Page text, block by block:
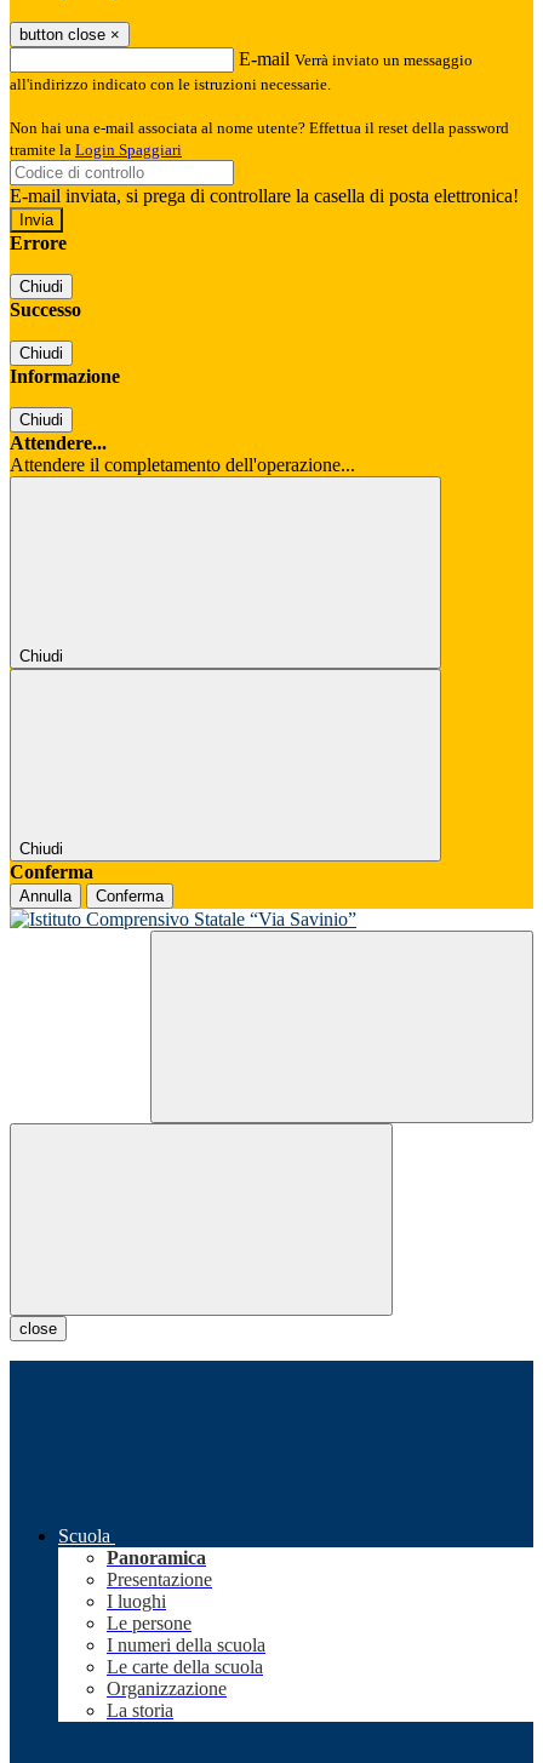
button close ×
E-mail Verrà inviato un messaggio
all'indirizzo indicato con le istruzioni necessarie.
Non hai una e-mail associata al nome utente? Effettua il reset della password
tramite la Login Spaggiari
E-mail inviata, si prega di controllare la casella di posta elettronica!
Errore
Chiudi
Successo
Chiudi
Informazione
Chiudi
Attendere...
Attendere il completamento dell'operazione...
Chiudi
Chiudi
Conferma
Annulla Conferma
close
Scuola
Panoramica
Presentazione
I luoghi
Le persone
I numeri della scuola
Le carte della scuola
Organizzazione
La storia